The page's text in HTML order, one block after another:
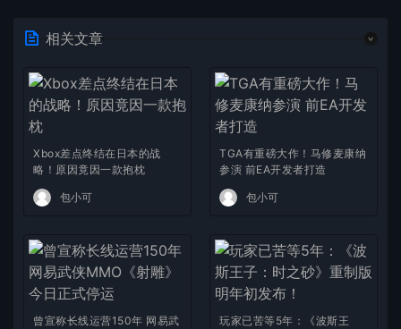
相关文章
Xbox差点终结在日本的战
略！原因竟因一款抱枕
包小可
TGA有重磅大作！马修麦康纳
参演 前EA开发者打造
包小可
曾宣称长线运营150年 网易武
玩家已苦等5年：《波斯王